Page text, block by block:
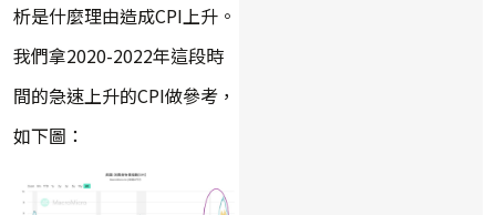
析是什麼理由造成CPI上升。
我們拿2020-2022年這段時
間的急速上升的CPI做參考，
如下圖：